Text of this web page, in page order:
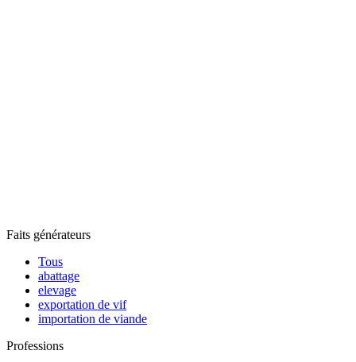
Faits générateurs
Tous
abattage
elevage
exportation de vif
importation de viande
Professions